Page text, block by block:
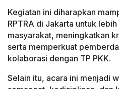
Kegiatan ini diharapkan
RPTRA di Jakarta untuk
masyarakat, meningkatkan
serta memperkuat
kolaborasi dengan TP PKK.
Selain itu, acara ini menjadi